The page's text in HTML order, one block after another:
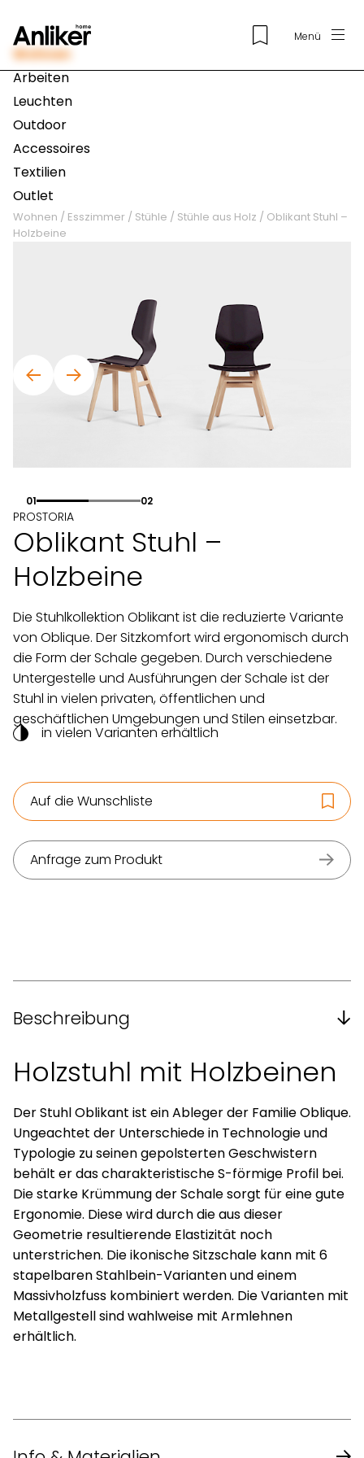
Menü
Wohnen
Arbeiten
Leuchten
Outdoor
Accessoires
Textilien
Outlet
Wohnen / Esszimmer / Stühle / Stühle aus Holz / Oblikant Stuhl –
Holzbeine
01 02
PROSTORIA
Oblikant Stuhl –
Holzbeine
Die Stuhlkollektion Oblikant ist die reduzierte Variante
von Oblique. Der Sitzkomfort wird ergonomisch durch
die Form der Schale gegeben. Durch verschiedene
Untergestelle und Ausführungen der Schale ist der
Stuhl in vielen privaten, öffentlichen und
geschäftlichen Umgebungen und Stilen einsetzbar.
in vielen Varianten erhältlich
Auf die Wunschliste
Anfrage zum Produkt
Beschreibung
Holzstuhl mit Holzbeinen
Der Stuhl Oblikant ist ein Ableger der Familie Oblique.
Ungeachtet der Unterschiede in Technologie und
Typologie zu seinen gepolsterten Geschwistern
behält er das charakteristische S-förmige Profil bei.
Die starke Krümmung der Schale sorgt für eine gute
Ergonomie. Diese wird durch die aus dieser
Geometrie resultierende Elastizität noch
unterstrichen. Die ikonische Sitzschale kann mit 6
stapelbaren Stahlbein-Varianten und einem
Massivholzfuss kombiniert werden. Die Varianten mit
Metallgestell sind wahlweise mit Armlehnen
erhältlich.